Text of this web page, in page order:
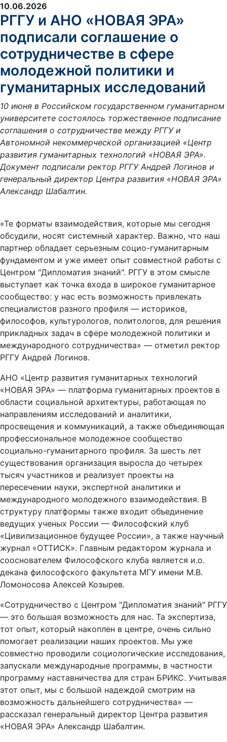
10.06.2026
РГГУ и АНО «НОВАЯ ЭРА»
подписали соглашение о
сотрудничестве в сфере
молодежной политики и
гуманитарных исследований
10 июня в Российском государственном гуманитарном
университете состоялось торжественное подписание
соглашения о сотрудничестве между РГГУ и
Автономной некоммерческой организацией «Центр
развития гуманитарных технологий «НОВАЯ ЭРА».
Документ подписали ректор РГГУ Андрей Логинов и
генеральный директор Центра развития «НОВАЯ ЭРА»
Александр Шабалтин.
«Те форматы взаимодействия, которые мы сегодня
обсудили, носят системный характер. Важно, что наш
партнер обладает серьезным социо-гуманитарным
фундаментом и уже имеет опыт совместной работы с
Центром "Дипломатия знаний". РГГУ в этом смысле
выступает как точка входа в широкое гуманитарное
сообщество: у нас есть возможность привлекать
специалистов разного профиля — историков,
философов, культурологов, политологов, для решения
прикладных задач в сфере молодежной политики и
международного сотрудничества» — отметил ректор
РГГУ Андрей Логинов.
АНО «Центр развития гуманитарных технологий
«НОВАЯ ЭРА» — платформа гуманитарных проектов в
области социальной архитектуры, работающая по
направлениям исследований и аналитики,
просвещения и коммуникаций, а также объединяющая
профессиональное молодежное сообщество
социально-гуманитарного профиля. За шесть лет
существования организация выросла до четырех
тысяч участников и реализует проекты на
пересечении науки, экспертной аналитики и
международного молодежного взаимодействия. В
структуру платформы также входит объединение
ведущих ученых России — Философский клуб
«Цивилизационное будущее России», а также научный
журнал «ОТТИСК». Главным редактором журнала и
сооснователем Философского клуба является и.о.
декана философского факультета МГУ имени М.В.
Ломоносова Алексей Козырев.
«Сотрудничество с Центром "Дипломатия знаний" РГГУ
— это большая возможность для нас. Та экспертиза,
тот опыт, который накоплен в центре, очень сильно
помогает реализации наших проектов. Мы уже
совместно проводили социологические исследования,
запускали международные программы, в частности
программу наставничества для стран БРИКС. Учитывая
этот опыт, мы с большой надеждой смотрим на
возможность дальнейшего сотрудничества» —
рассказал генеральный директор Центра развития
«НОВАЯ ЭРА» Александр Шабалтин.